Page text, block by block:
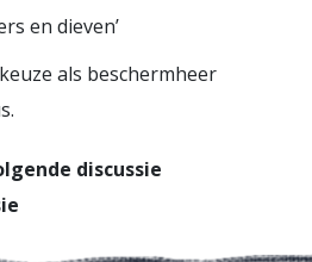
en dieven’
als beschermheer
discussie